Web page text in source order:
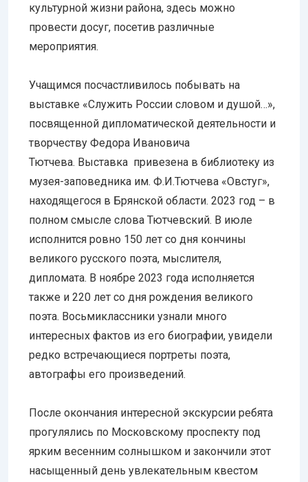
культурной жизни района, здесь можно
провести досуг, посетив различные
мероприятия.
Учащимся посчастливилось побывать на
выставке «Служить России словом и душой…»,
посвященной дипломатической деятельности и
творчеству Федора Ивановича
Тютчева. Выставка привезена в библиотеку из
музея-заповедника им. Ф.И.Тютчева «Овстуг»,
находящегося в Брянской области. 2023 год – в
полном смысле слова Тютчевский. В июле
исполнится ровно 150 лет со дня кончины
великого русского поэта, мыслителя,
дипломата. В ноябре 2023 года исполняется
также и 220 лет со дня рождения великого
поэта. Восьмиклассники узнали много
интересных фактов из его биографии, увидели
редко встречающиеся портреты поэта,
автографы его произведений.
После окончания интересной экскурсии ребята
прогулялись по Московскому проспекту под
ярким весенним солнышком и закончили этот
насыщенный день увлекательным квестом